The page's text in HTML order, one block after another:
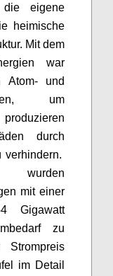
eigene
heimische
Mit dem
war
Atom- und
um
durch
verhindern.
mit einer
Gigawatt
zu
im Detail